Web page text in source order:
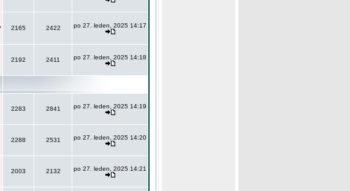
2165 2422 po 27. leden, 2025 14:17
2192 2411 po 27. leden, 2025 14:18
2283 2841 po 27. leden, 2025 14:19
2288 2531 po 27. leden, 2025 14:20
2003 2132 po 27. leden, 2025 14:21